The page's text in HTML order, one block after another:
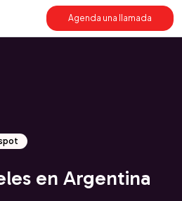
Agenda una llamada
en Argentina